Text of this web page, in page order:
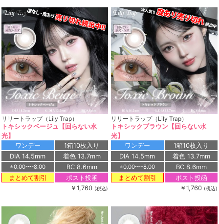
リリートラップ（Lily Trap）
トキシックベージュ【回らない水
光】
ワンデー
1箱10枚入り
DIA 14.5mm
着色 13.7mm
±0.00〜-8.00
BC 8.6mm
まとめて割引
ポスト投函
￥1,760 (税込)
リリートラップ（Lily Trap）
トキシックブラウン【回らない水
光】
ワンデー
1箱10枚入り
DIA 14.5mm
着色 13.7mm
±0.00〜-8.00
BC 8.6mm
まとめて割引
ポスト投函
￥1,760 (税込)